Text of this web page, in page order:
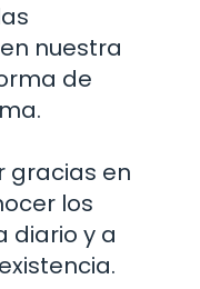
nuestra
de
gracias en
los
diario y a